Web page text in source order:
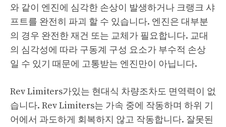
와 같이 엔진에 심각한 손상이 발생하거나 크랭크 샤
프트를 완전히 파괴 할 수 있습니다. 엔진은 대부분
의 경우 완전한 재건 또는 교체가 필요합니다. 교대
의 심각성에 따라 구동계 구성 요소가 부수적 손상
일 수 있기 때문에 고통받는 엔진만이 아닙니다.
Rev Limiters가있는 현대식 차량조차도 면역력이 없
습니다. Rev Limiters는 가속 중에 작동하며 하위 기
어에서 과도하게 회복하지 않고 작동합니다. 잘못된